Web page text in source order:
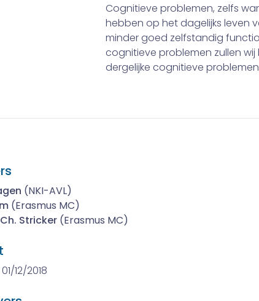
Cognitieve problemen, zelfs
hebben op het dagelijks leven
minder goed zelfstandig
cognitieve problemen zullen
dergelijke cognitieve
(NKI-AVL)
(Erasmus MC)
Stricker (Erasmus MC)
12/2018